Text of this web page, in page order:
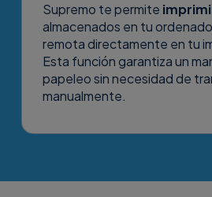
Supremo te permite
almacenados en tu
remota directamente en tu
Esta función garantiza un
papeleo sin necesidad de
manualmente.
Descubre los
detalles
Descargar
versión Beta